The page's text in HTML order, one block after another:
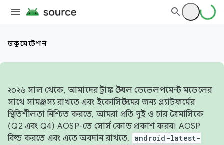
ডকুমেন্টেশন
২০২৬ সাল থেকে, আমাদের ট্রাঙ্ক স্টেবল ডেভেলপমেন্ট মডেলের
সাথে সামঞ্জস্য রাখতে এবং ইকোসিস্টেমের জন্য প্ল্যাটফর্মের
স্থিতিশীলতা নিশ্চিত করতে, আমরা প্রতি দুই ও চার ত্রৈমাসিকে
(Q2 এবং Q4) AOSP-তে সোর্স কোড প্রকাশ করব। AOSP
বিল্ড করতে এবং এতে অবদান রাখতে,
android-latest-